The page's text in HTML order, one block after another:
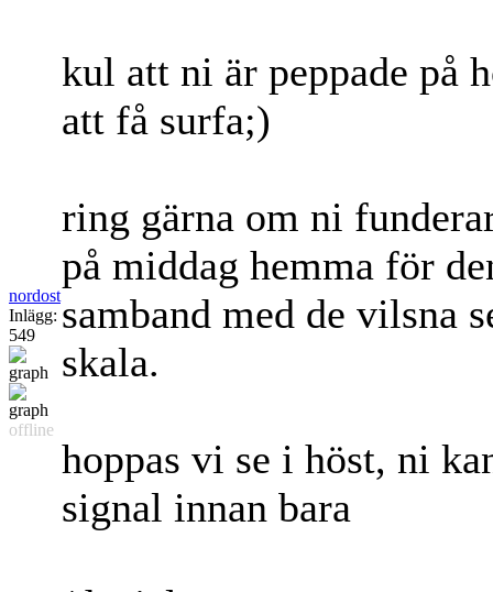
nordost
Inlägg:
549
offline
kul att ni är peppade på
att få surfa;)
ring gärna om ni
på middag hemma för
samband med de vilsna
skala.
hoppas vi se i höst, ni
signal innan bara